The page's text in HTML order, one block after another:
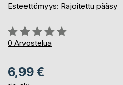
Esteettömyys: Rajoitettu pääsy
Arvostelu::
0%
0 Arvostelua
6,99 €